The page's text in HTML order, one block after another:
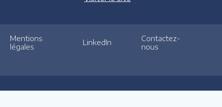
Mentions
légales
LinkedIn
Contactez-
nous